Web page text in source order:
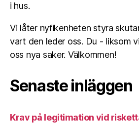
i hus.
Vi låter nyfikenheten styra
vart den leder oss. Du - liksom
oss nya saker. Välkommen!
Senaste inläggen
Krav på legitimation vid